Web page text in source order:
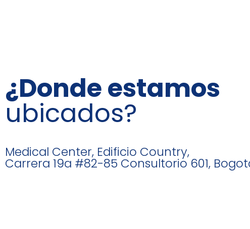
¿Donde estamos
ubicados?
Medical Center, Edificio Country,
Carrera 19a #82-85 Consultorio 601,